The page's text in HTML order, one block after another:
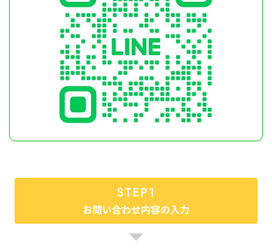
STEP1
お問い合わせ内容の入力